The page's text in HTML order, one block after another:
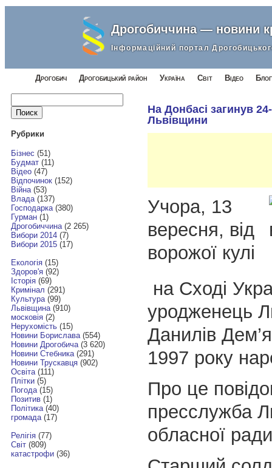
Дрогобиччина — новини
Інформаційний портал
Дрогобич Дрогобицький район Україна Світ Відео
Найти:
Рубрики
Бізнес (51)
Будмат(11)
Відео(47)
Відпочинок(152)
Війна(53)
Влада(137)
Господарка(380)
Гурман(1)
Дрогобиччина(2 265)
Вибори 2014(7)
Вибори 2015(17)
Екологія(15)
Здоров'я(92)
Історія(69)
Кримінал (291)
Культура(99)
Львівщина(910)
московія(2)
Нерухомість(15)
Новини Борислава(554)
Новини Дрогобича(3 620)
Новини Стебника(291)
Новини Трускавця(902)
Освіта(111)
Плітки(5)
Погода(15)
Позитив(1)
Політика(40)
громада(17)
Релігія(77)
Світ(809)
катастрофи(36)
На Донбасі загинув
Львівщини
Учора, 13
вересня, від
ворожої кулі
на Сході
уродженець
Данилів
1997 року
Про це
пресслужба
обласної